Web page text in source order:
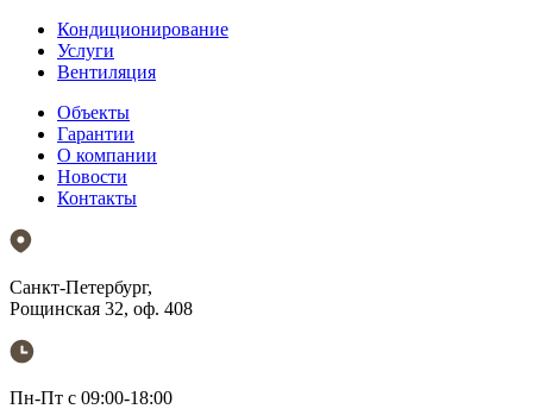
Кондиционирование
Услуги
Вентиляция
Объекты
Гарантии
О компании
Новости
Контакты
Санкт-Петербург,
Рощинская 32, оф. 408
Пн-Пт с 09:00-18:00